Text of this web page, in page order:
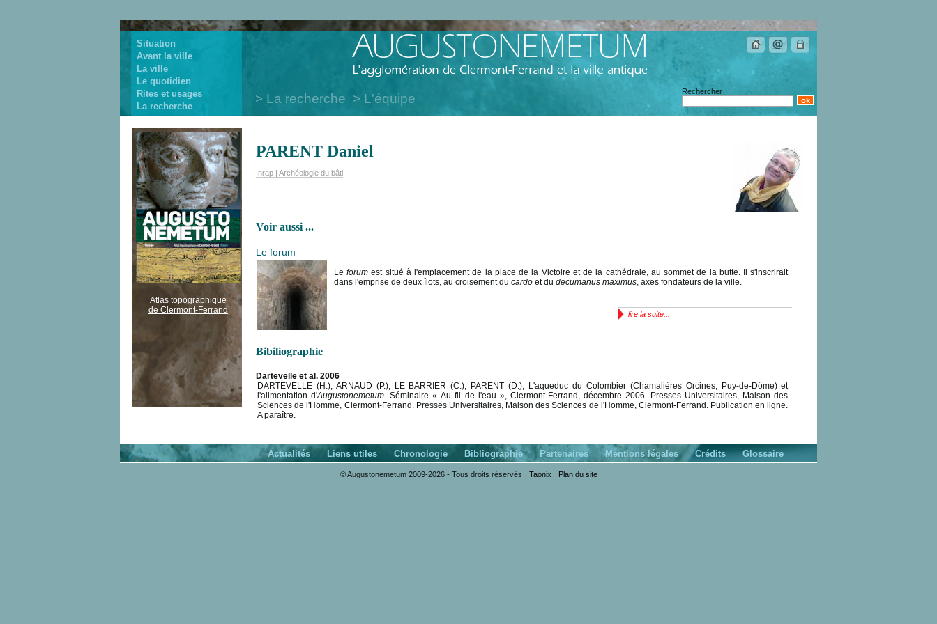
Situation
Avant la ville
La ville
Le quotidien
Rites et usages
La recherche
Rechercher
La recherche L'équipe
PARENT Daniel
Inrap | Archéologie du bâti
Voir aussi ...
Le forum
Le forum est situé à l'emplacement de la place de la Victoire et de la cathédrale, au sommet de la butte. Il s'inscrirait
dans l'emprise de deux îlots, au croisement du cardo et du decumanus maximus, axes fondateurs de la ville.
lire la suite...
Bibiliographie
Dartevelle et al. 2006
DARTEVELLE (H.), ARNAUD (P.), LE BARRIER (C.), PARENT (D.), L'aqueduc du Colombier (Chamalières Orcines, Puy-de-Dôme) et
l'alimentation d'Augustonemetum. Séminaire « Au fil de l'eau », Clermont-Ferrand, décembre 2006. Presses Universitaires, Maison des
Sciences de l'Homme, Clermont-Ferrand. Presses Universitaires, Maison des Sciences de l'Homme, Clermont-Ferrand. Publication en ligne.
A paraître.
Atlas topographique
de Clermont-Ferrand
Actualités Liens utiles Chronologie Bibliographie Partenaires Mentions légales Crédits Glossaire
© Augustonemetum 2009-2026 - Tous droits réservés Taonix Plan du site